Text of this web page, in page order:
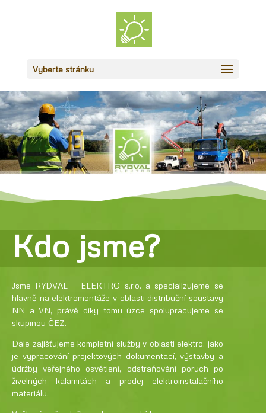
Vyberte stránku
Kdo jsme?
Jsme RYDVAL – ELEKTRO s.r.o. a specializujeme se
hlavně na elektromontáže v oblasti distribuční soustavy
NN a VN, právě díky tomu úzce spolupracujeme se
skupinou ČEZ.
Dále zajišťujeme kompletní služby v oblasti elektro, jako
je vypracování projektových dokumentací, výstavby a
údržby veřejného osvětlení, odstraňování poruch po
živelných kalamitách a prodej elektroinstalačního
materiálu.